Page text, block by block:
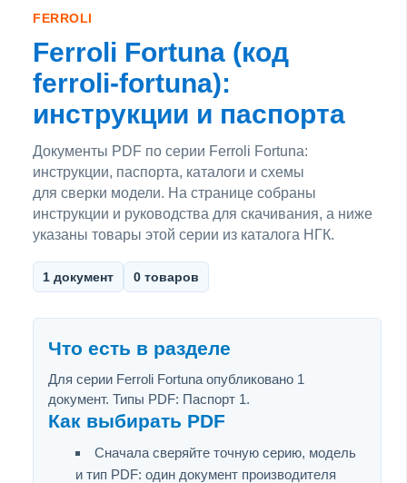
FERROLI
Ferroli Fortuna (код
ferroli-fortuna):
инструкции и паспорта
Документы PDF по серии Ferroli Fortuna:
инструкции, паспорта, каталоги и схемы
для сверки модели. На странице собраны
инструкции и руководства для скачивания, а ниже
указаны товары этой серии из каталога НГК.
1 документ 0 товаров
Что есть в разделе
Для серии Ferroli Fortuna опубликовано 1
документ. Типы PDF: Паспорт 1.
Как выбирать PDF
Сначала сверяйте точную серию, модель
и тип PDF: один документ производителя